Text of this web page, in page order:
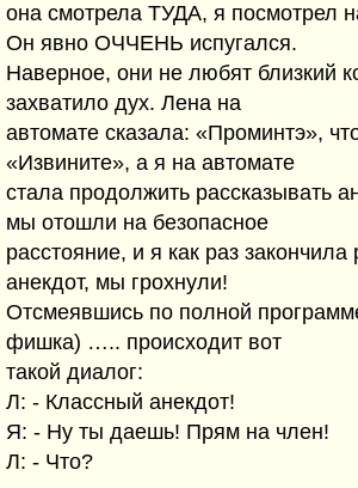
она смотрела ТУДА, я посмотрел
Он явно ОЧЧЕНЬ испугался.
Наверное, они не любят близкий
захватило дух. Лена на
автомате сказала: «Проминтэ»,
«Извините», а я на автомате
стала продолжить рассказывать
мы отошли на безопасное
расстояние, и я как раз закончила
анекдот, мы грохнули!
Отсмеявшись по полной
фишка) ….. происходит вот
такой диалог:
Л: - Классный анекдот!
Я: - Ну ты даешь! Прям на член!
Л: - Что?